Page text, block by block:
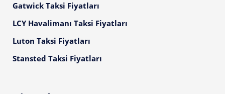
Gatwick Taksi Fiyatları
LCY Havalimanı Taksi Fiyatları
Luton Taksi Fiyatları
Stansted Taksi Fiyatları